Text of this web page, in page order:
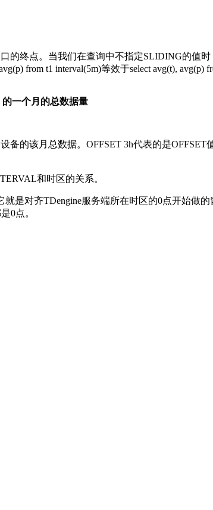
的终点。当我们在查询中不指定SLIDING的值时
from t1 interval(5m)等效于select avg(t), avg(p)
一个月的总数据量
的该月总数据。OFFSET 3h代表的是OFFSET
和时区的关系。
是对齐TDengine服务端所在时区的0点开始做的
0点。